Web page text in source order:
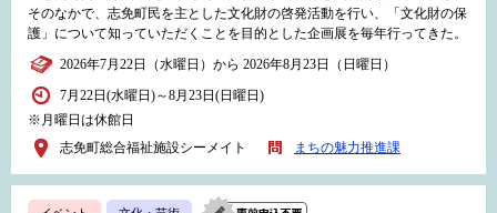
そのなかで、志免町民を主とした文化財の啓発活動を行い、「文化財の保
護」について知っていただくことを目的とした企画展を毎年行ってきた。
2026年7月22日（水曜日）から 2026年8月23日（日曜日）
7月22日(水曜日)～8月23日(日曜日)
※月曜日は休館日
志免町総合福祉施設シーメイト
まちの魅力推進課